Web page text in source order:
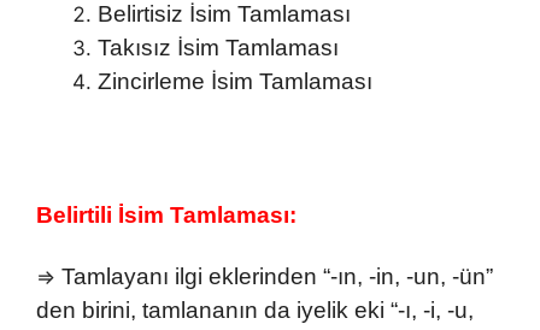
Belirtisiz İsim Tamlaması
Takısız İsim Tamlaması
Zincirleme İsim Tamlaması
Belirtili İsim Tamlaması:
⇒ Tamlayanı ilgi eklerinden “-ın, -in, -un, -ün”
den birini, tamlananın da iyelik eki “-ı, -i, -u,